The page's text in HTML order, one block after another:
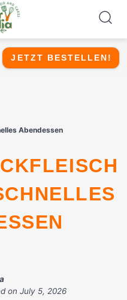
JETZT BESTELLEN!
Abendessen
on July 5, 2026